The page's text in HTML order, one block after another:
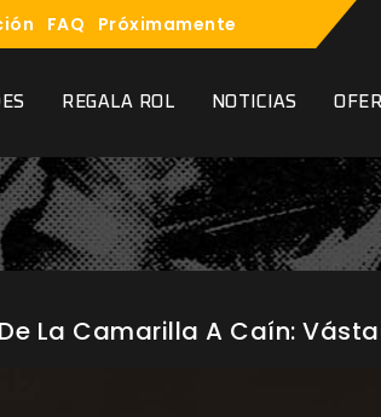
FAQ Próximamente
REGALA ROL NOTICIAS
De La Camarilla A Caín: